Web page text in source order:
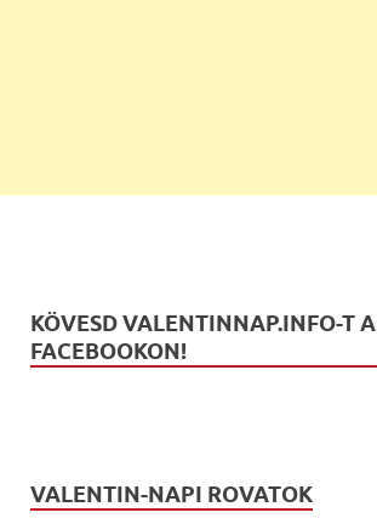
KÖVESD VALENTINNAP.INFO-T A
FACEBOOKON!
VALENTIN-NAPI ROVATOK